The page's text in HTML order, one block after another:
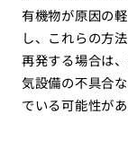
有機物が原因の
し、これらの方
再発する場合は
気設備の不具合
でいる可能性があ